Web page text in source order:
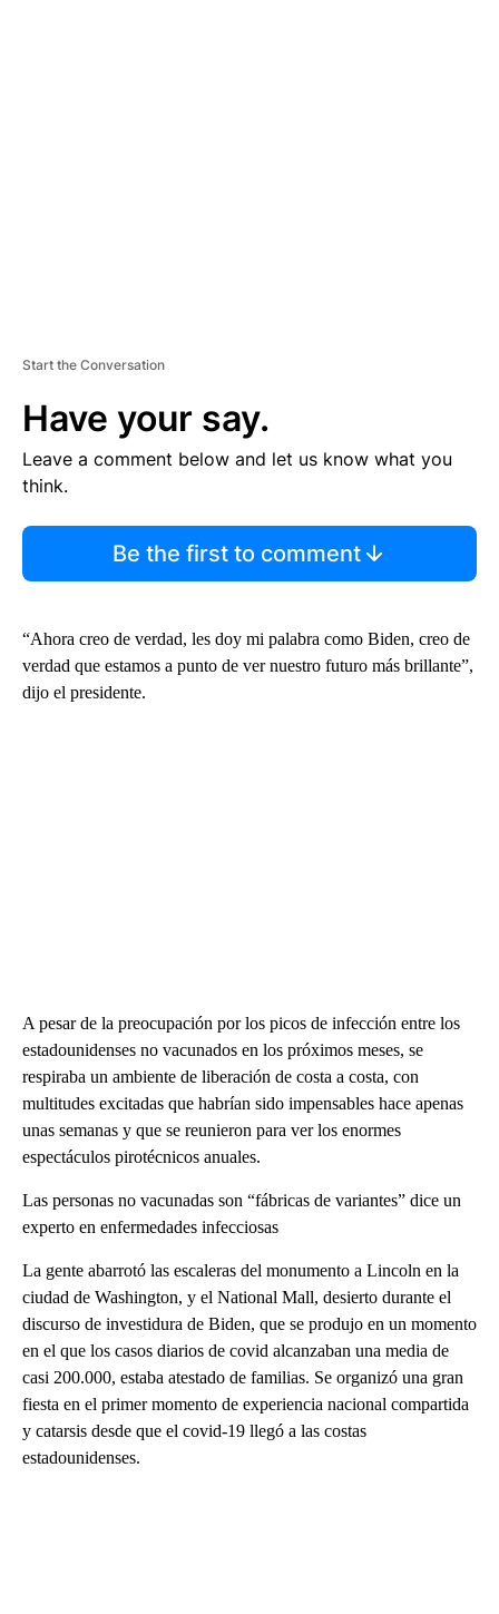
Start the Conversation
Have your say.
Leave a comment below and let us know what you
think.
Be the first to comment
“Ahora creo de verdad, les doy mi palabra como Biden, creo de
verdad que estamos a punto de ver nuestro futuro más brillante”,
dijo el presidente.
A pesar de la preocupación por los picos de infección entre los
estadounidenses no vacunados en los próximos meses, se
respiraba un ambiente de liberación de costa a costa, con
multitudes excitadas que habrían sido impensables hace apenas
unas semanas y que se reunieron para ver los enormes
espectáculos pirotécnicos anuales.
Las personas no vacunadas son “fábricas de variantes” dice un
experto en enfermedades infecciosas
La gente abarrotó las escaleras del monumento a Lincoln en la
ciudad de Washington, y el National Mall, desierto durante el
discurso de investidura de Biden, que se produjo en un momento
en el que los casos diarios de covid alcanzaban una media de
casi 200.000, estaba atestado de familias. Se organizó una gran
fiesta en el primer momento de experiencia nacional compartida
y catarsis desde que el covid-19 llegó a las costas
estadounidenses.